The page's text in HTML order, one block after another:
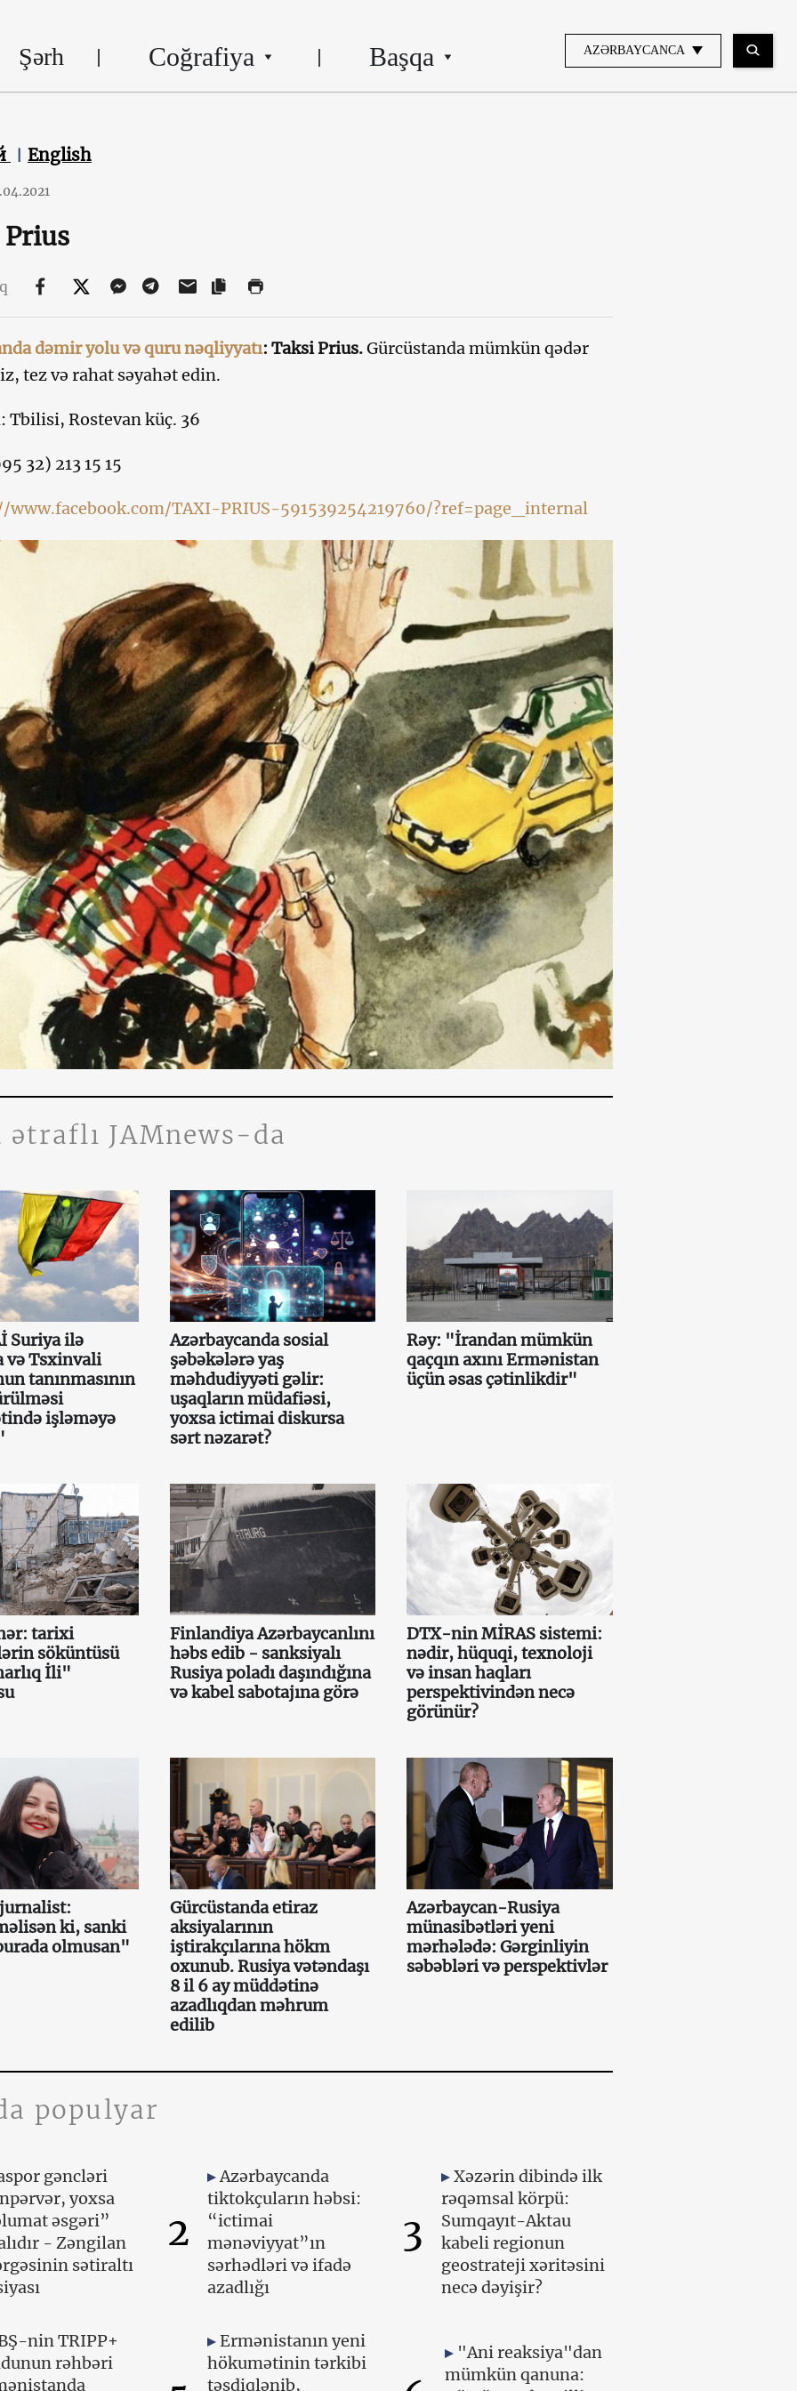
Şərh Coğrafiya Başqa AZƏRBAYCANCA
English
dəmir yolu və quru nəqliyyatı: Taksi Prius.Gürcüstanda mümkün qədər
tez və rahat səyahət edin.
Tbilisi, Rostevan küç. 36
32) 213 15 15
www.facebook.com/TAXI-PRIUS-591539254219760/?ref=page_internal
ətraflı JAMnews-da
Suriya ilə
və Tsxinvali
tanınmasının
işləməyə
Azərbaycanda sosial
şəbəkələrə yaş
məhdudiyyəti gəlir:
uşaqların müdafiəsi,
yoxsa ictimai diskursa
sərt nəzarət?
Rəy: "İrandan mümkün
qaçqın axını Ermənistan
üçün əsas çətinlikdir"
tarixi
söküntüsü
İli"
Finlandiya Azərbaycanlını
həbs edib - sanksiyalı
Rusiya poladı daşındığına
və kabel sabotajına görə
DTX-nin MİRAS sistemi:
nədir, hüquqi, texnoloji
və insan haqları
perspektivindən necə
görünür?
ki, sanki
olmusan"
Gürcüstanda etiraz
aksiyalarının
iştirakçılarına hökm
oxunub. Rusiya vətəndaşı
8 il 6 ay müddətinə
azadlıqdan məhrum
edilib
Azərbaycan-Rusiya
münasibətləri yeni
mərhələdə: Gərginliyin
səbəbləri və perspektivlər
populyar
gəncləri
yoxsa
əsgəri”
- Zəngilan
sətiraltı
2
Azərbaycanda
tiktokçuların həbsi:
“ictimai
mənəviyyat”ın
sərhədləri və ifadə
azadlığı
3
Xəzərin dibində ilk
rəqəmsal körpü:
Sumqayıt-Aktau
kabeli regionun
geostrateji xəritəsini
necə dəyişir?
nin TRIPP+
rəhbəri
Ermənistanın yeni
hökumətinin tərkibi
təsdiqlənib,
"Ani reaksiya"dan
mümkün qanuna: